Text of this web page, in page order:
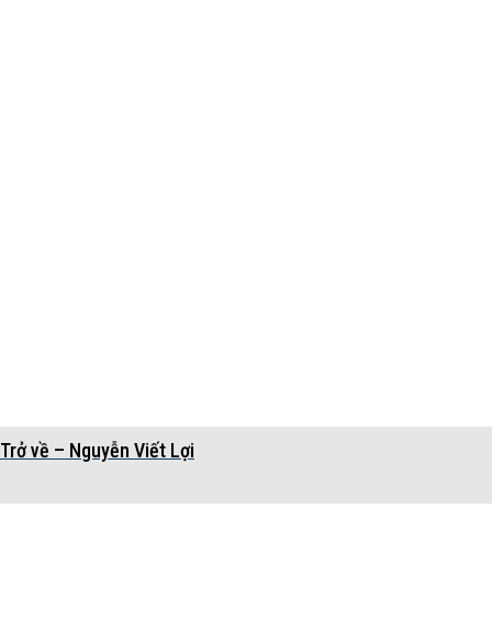
Trở về – Nguyễn Viết Lợi